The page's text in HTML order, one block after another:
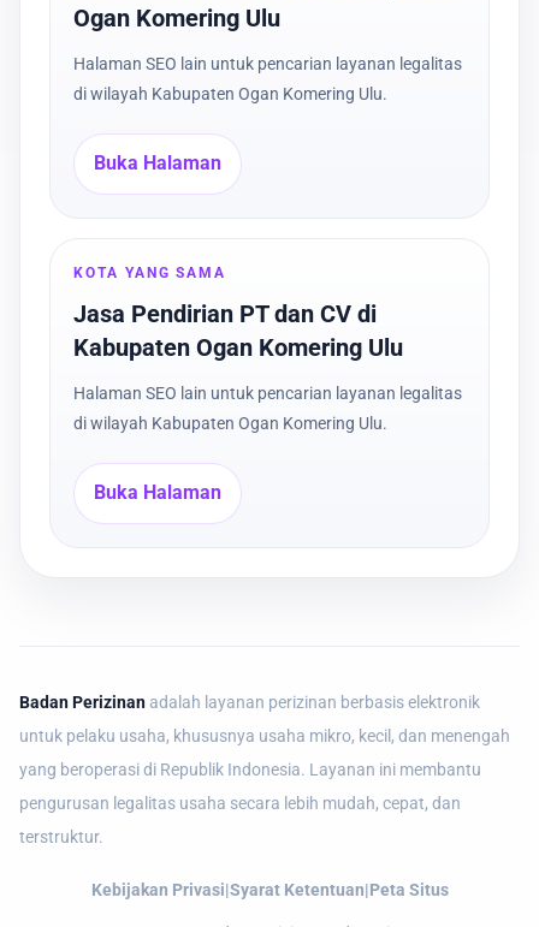
Ogan Komering Ulu
Halaman SEO lain untuk pencarian layanan legalitas
di wilayah Kabupaten Ogan Komering Ulu.
Buka Halaman
KOTA YANG SAMA
Jasa Pendirian PT dan CV di
Kabupaten Ogan Komering Ulu
Halaman SEO lain untuk pencarian layanan legalitas
di wilayah Kabupaten Ogan Komering Ulu.
Buka Halaman
Badan Perizinan adalah layanan perizinan berbasis elektronik
untuk pelaku usaha, khususnya usaha mikro, kecil, dan menengah
yang beroperasi di Republik Indonesia. Layanan ini membantu
pengurusan legalitas usaha secara lebih mudah, cepat, dan
terstruktur.
Kebijakan Privasi|Syarat Ketentuan|Peta Situs